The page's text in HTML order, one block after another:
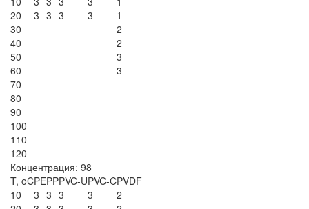
20
3 3 3 3
1
30
2
40
2
50
3
60
3
70
80
90
100
110
120
Концентрация: 98
T, oCPEPPPVC-UPVC-CPVDF
10
3 3 3 3
2